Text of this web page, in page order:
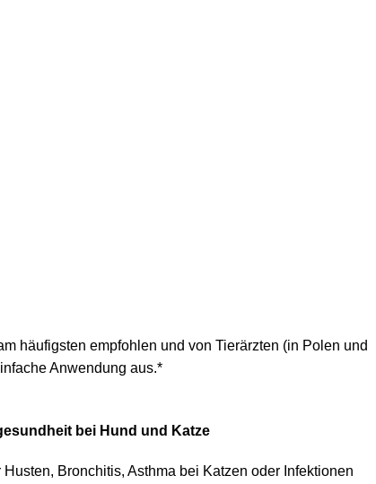
häufigsten empfohlen und von Tierärzten (in Polen und
Anwendung aus.*
bei Hund und Katze
Bronchitis, Asthma bei Katzen oder Infektionen